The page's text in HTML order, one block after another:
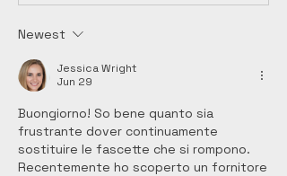
Newest
Jessica Wright
Jun 29
Buongiorno! So bene quanto sia
frustrante dover continuamente
sostituire le fascette che si rompono.
Recentemente ho scoperto un fornitore